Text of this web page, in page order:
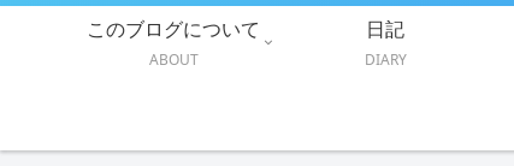
このブログについて
ABOUT
日記
DIARY